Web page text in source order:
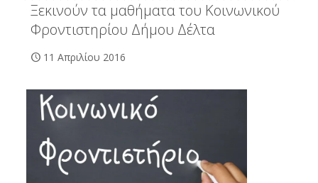
Ξεκινούν τα μαθήματα του Κοινωνικού
Φροντιστηρίου Δήμου Δέλτα
11 Απριλίου 2016